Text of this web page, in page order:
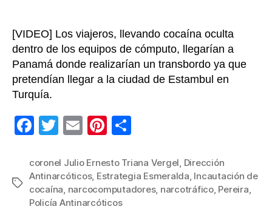
[VIDEO] Los viajeros, llevando cocaína oculta
dentro de los equipos de cómputo, llegarían a
Panamá donde realizarían un transbordo ya que
pretendían llegar a la ciudad de Estambul en
Turquía.
F
c
e
b
T
tt
er
E
ail
Pi
er
e
st
m
p
Etiquetas
coronel Julio Ernesto Triana Vergel, Dirección
Antinarcóticos, Estrategia Esmeralda, Incautación de
cocaína, narcocomputadores, narcotráfico, Pereira,
Policía Antinarcóticos